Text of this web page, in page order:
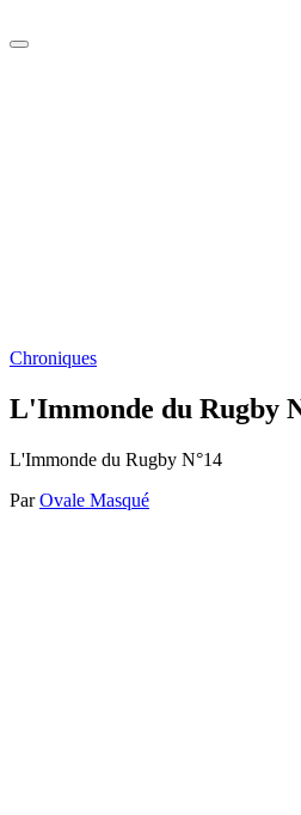
Chroniques
L'Immonde du Rugby
L'Immonde du Rugby N°14
Par Ovale Masqué